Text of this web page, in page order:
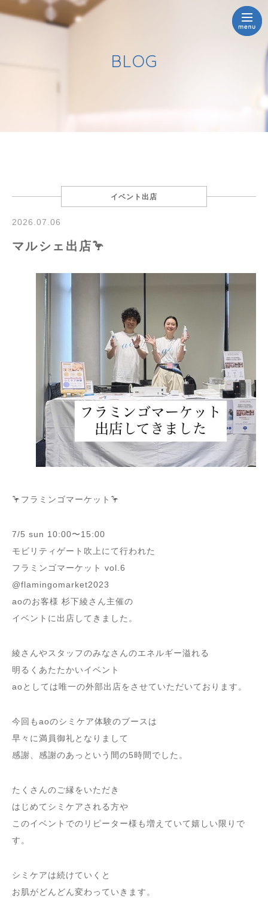
BLOG
イベント出店
2026.07.06
マルシェ出店🦩
🦩フラミンゴマーケット🦩
7/5 sun 10:00〜15:00
モビリティゲート吹上にて行われた
フラミンゴマーケット vol.6
@flamingomarket2023
aoのお客様 杉下綾さん主催の
イベントに出店してきました。
綾さんやスタッフのみなさんのエネルギー溢れる
明るくあたたかいイベント
aoとしては唯一の外部出店をさせていただいております。
今回もaoのシミケア体験のブースは
早々に満員御礼となりまして
感謝、感謝のあっという間の5時間でした。
たくさんのご縁をいただき
はじめてシミケアされる方や
このイベントでのリピーター様も増えていて嬉しい限りで
す。
シミケアは続けていくと
お肌がどんどん変わっていきます。